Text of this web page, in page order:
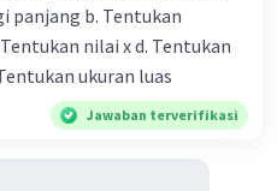
panjang b. Tentukan
nilai x d. Tentukan
ukuran luas
Jawaban terverifikasi